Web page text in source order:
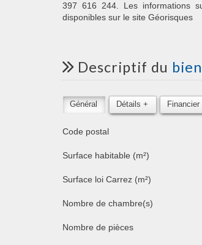
397 616 244. Les informations
disponibles sur le site Géorisques
descriptif du bien
Général Détails + Financier
Code postal
Surface habitable (m²)
Surface loi Carrez (m²)
Nombre de chambre(s)
Nombre de pièces